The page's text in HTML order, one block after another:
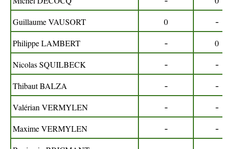
Guillaume VAUSORT
0 -
Philippe LAMBERT -
0
Nicolas SQUILBECK
- -
Thibaut BALZA - -
Valérian VERMYLEN - -
Maxime VERMYLEN - -